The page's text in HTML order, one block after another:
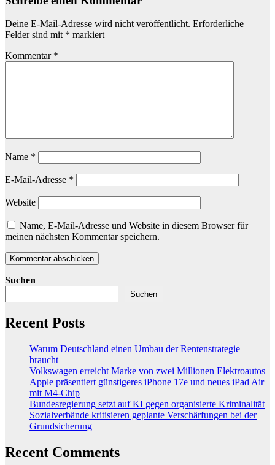
Deine E-Mail-Adresse wird nicht veröffentlicht. Erforderliche
Felder sind mit * markiert
Kommentar *
Name *
E-Mail-Adresse *
Website
Name, E-Mail-Adresse und Website in diesem Browser für
meinen nächsten Kommentar speichern.
Suchen
Suchen
Recent Posts
Warum Deutschland einen Umbau der Rentenstrategie
braucht
Volkswagen erreicht Marke von zwei Millionen Elektroautos
Apple präsentiert günstigeres iPhone 17e und neues iPad Air
mit M4-Chip
Bundesregierung setzt auf KI gegen organisierte Kriminalität
Sozialverbände kritisieren geplante Verschärfungen bei der
Grundsicherung
Recent Comments